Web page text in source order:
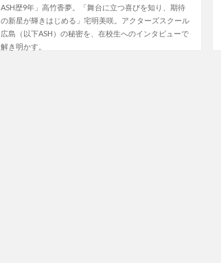
ASH歴9年」高竹香夢。「舞台に立つ喜びを知り、期待
の新星が輝きはじめる」宅明美咲。アクターズスクール
広島（以下ASH）の秘密を、在校生へのインタビューで
解き明かす。